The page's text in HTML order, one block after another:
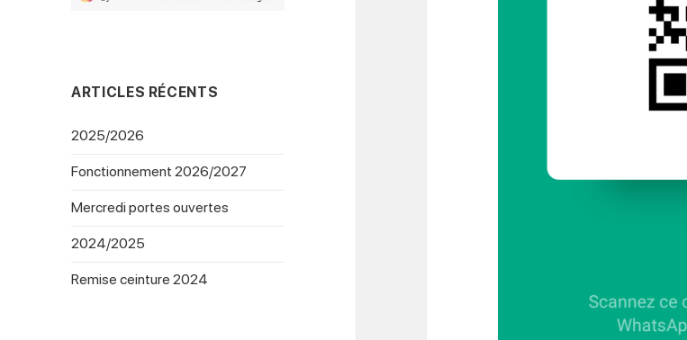
ARTICLES RÉCENTS
2025/2026
Fonctionnement 2026/2027
Mercredi portes ouvertes
2024/2025
Remise ceinture 2024